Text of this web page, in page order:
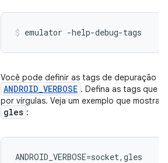
emulator -help-debug-tags
Você pode definir as tags de depuração
ANDROID_VERBOSE . Defina as tags que
por vírgulas. Veja um exemplo que mostra
gles :
ANDROID_VERBOSE=socket,gles